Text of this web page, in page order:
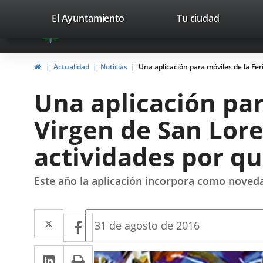
Portal
Web
del
Valladolid
avaTop
valladolid.es
El Ayuntamiento Tu ciudad
HomeActualidad Noticias Una aplicación para móviles de la
Una aplicación
Virgen de San
actividades por
Este año la aplicación incorpora como
Twitter
Enlace
a
una
Facebook
Enlace
a
Linkedin
EnlacePrint
Fecha
la
noticia
31 de agosto de 2016